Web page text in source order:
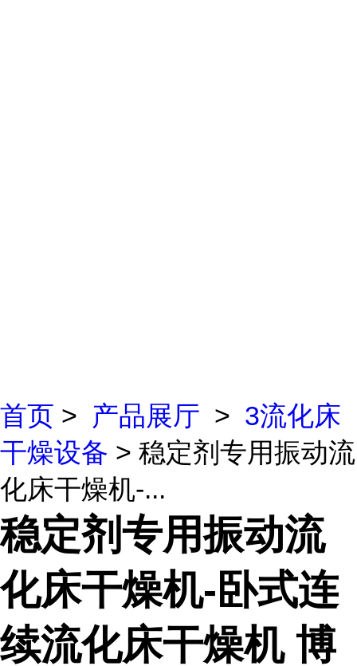
首页 > 产品展厅 > 3流化床
干燥设备 > 稳定剂专用振动流
化床干燥机-...
稳定剂专用振动流
化床干燥机-卧式连
续流化床干燥机 博